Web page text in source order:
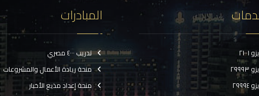
٢١٠٠١
٢٩٩٩٣
٢٩٩٩٤
المبادرات
تدريب ٤٠٠٠ مصري
منحة ريادة الأعمال والمشروعات
منحة إعداد مذيع الأخبار